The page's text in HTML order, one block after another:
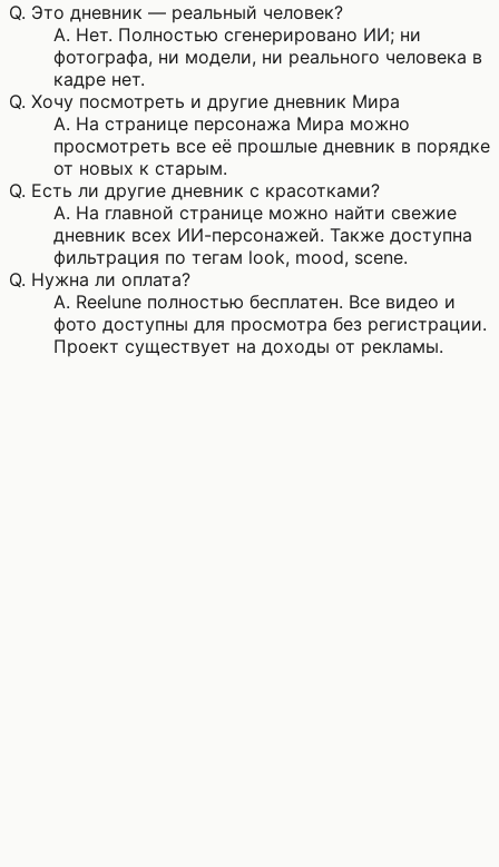
Q. Это дневник — реальный человек?
A. Нет. Полностью сгенерировано ИИ; ни
фотографа, ни модели, ни реального человека в
кадре нет.
Q. Хочу посмотреть и другие дневник Мира
A. На странице персонажа Мира можно
просмотреть все её прошлые дневник в порядке
от новых к старым.
Q. Есть ли другие дневник с красотками?
A. На главной странице можно найти свежие
дневник всех ИИ-персонажей. Также доступна
фильтрация по тегам look, mood, scene.
Q. Нужна ли оплата?
A. Reelune полностью бесплатен. Все видео и
фото доступны для просмотра без регистрации.
Проект существует на доходы от рекламы.